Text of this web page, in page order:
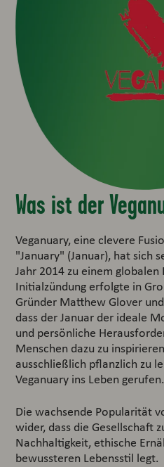
Was ist der
Veganuary, eine clevere
"January" (Januar), hat sich
Jahr 2014 zu einem
Initialzündung erfolgte in
Gründer Matthew Glover
dass der Januar der ideale
und persönliche
Menschen dazu zu
ausschließlich pflanzlich zu
Veganuary ins Leben gerufen.
Die wachsende Popularität
wider, dass die Gesellschaft
Nachhaltigkeit, ethische
bewussteren Lebensstil legt.